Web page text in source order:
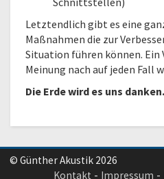
Letztendlich gibt es eine
Maßnahmen die zur
Situation führen können. Ein
Meinung nach auf jeden Fall
Die Erde wird es uns
© Günther Akustik 2026
Impressum
Kontakt